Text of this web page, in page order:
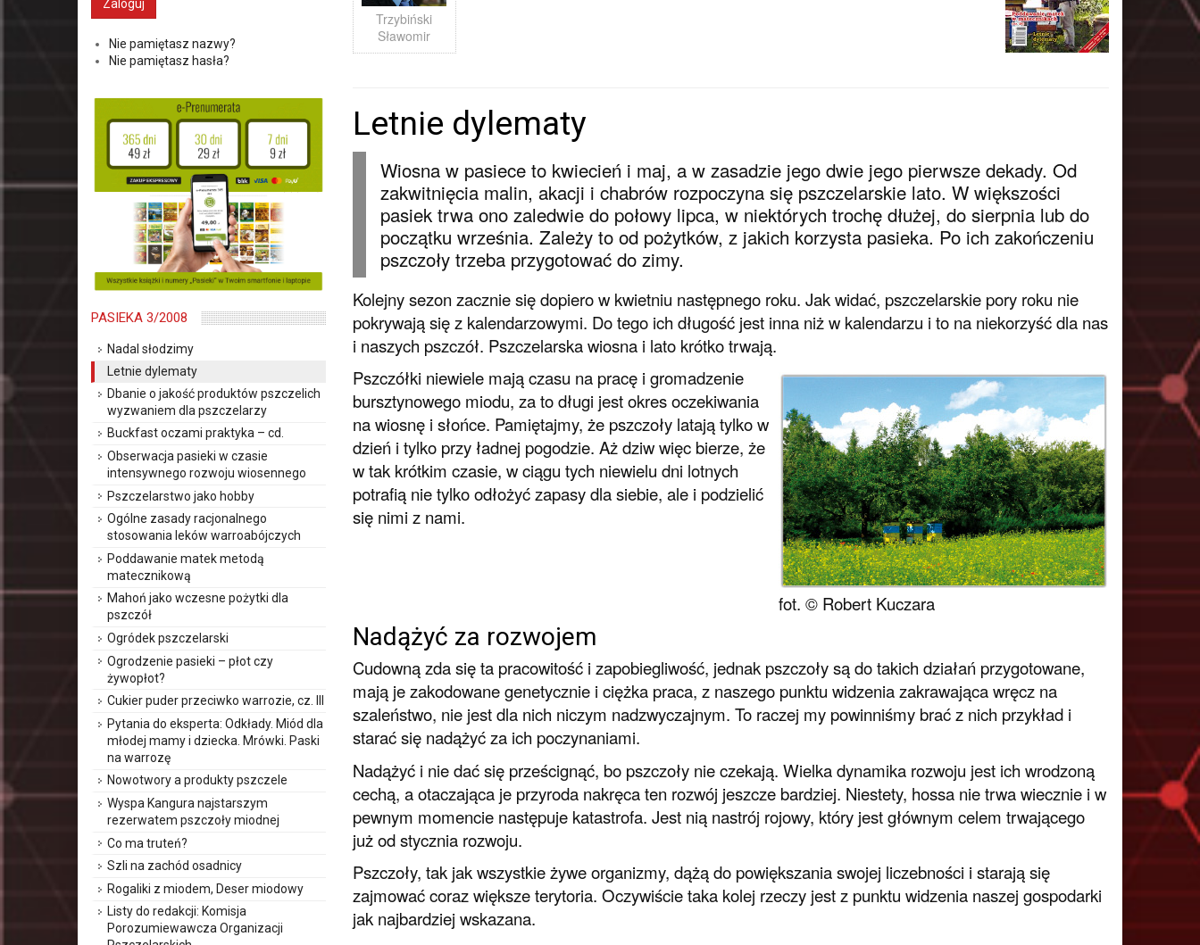
Trzybiński
Sławomir
Letnie dylematy
Wiosna w pasiece to kwiecień i maj, a w zasadzie jego dwie jego pierwsze dekady. Od
zakwitnięcia malin, akacji i chabrów rozpoczyna się pszczelarskie lato. W większości
pasiek trwa ono zaledwie do połowy lipca, w niektórych trochę dłużej, do sierpnia lub do
początku września. Zależy to od pożytków, z jakich korzysta pasieka. Po ich zakończeniu
pszczoły trzeba przygotować do zimy.
Kolejny sezon zacznie się dopiero w kwietniu następnego roku. Jak widać, pszczelarskie pory roku nie
pokrywają się z kalendarzowymi. Do tego ich długość jest inna niż w kalendarzu i to na niekorzyść dla nas
i naszych pszczół. Pszczelarska wiosna i lato krótko trwają.
fot. © Robert Kuczara
Pszczółki niewiele mają czasu na pracę i gromadzenie
bursztynowego miodu, za to długi jest okres oczekiwania
na wiosnę i słońce. Pamiętajmy, że pszczoły latają tylko w
dzień i tylko przy ładnej pogodzie. Aż dziw więc bierze, że
w tak krótkim czasie, w ciągu tych niewielu dni lotnych
potrafią nie tylko odłożyć zapasy dla siebie, ale i podzielić
się nimi z nami.
Nadążyć za rozwojem
Cudowną zda się ta pracowitość i zapobiegliwość, jednak pszczoły są do takich działań przygotowane,
mają je zakodowane genetycznie i ciężka praca, z naszego punktu widzenia zakrawająca wręcz na
szaleństwo, nie jest dla nich niczym nadzwyczajnym. To raczej my powinniśmy brać z nich przykład i
starać się nadążyć za ich poczynaniami.
Nadążyć i nie dać się prześcignąć, bo pszczoły nie czekają. Wielka dynamika rozwoju jest ich wrodzoną
cechą, a otaczająca je przyroda nakręca ten rozwój jeszcze bardziej. Niestety, hossa nie trwa wiecznie i w
pewnym momencie następuje katastrofa. Jest nią nastrój rojowy, który jest głównym celem trwającego
już od stycznia rozwoju.
Pszczoły, tak jak wszystkie żywe organizmy, dążą do powiększania swojej liczebności i starają się
zajmować coraz większe terytoria. Oczywiście taka kolej rzeczy jest z punktu widzenia naszej gospodarki
jak najbardziej wskazana.
Nie pamiętasz nazwy?
Nie pamiętasz hasła?
PASIEKA 3/2008
Nadal słodzimy
Letnie dylematy
Dbanie o jakość produktów pszczelich
wyzwaniem dla pszczelarzy
Buckfast oczami praktyka – cd.
Obserwacja pasieki w czasie
intensywnego rozwoju wiosennego
Pszczelarstwo jako hobby
Ogólne zasady racjonalnego
stosowania leków warroabójczych
Poddawanie matek metodą
matecznikową
Mahoń jako wczesne pożytki dla
pszczół
Ogródek pszczelarski
Ogrodzenie pasieki – płot czy
żywopłot?
Cukier puder przeciwko warrozie, cz. III
Pytania do eksperta: Odkłady. Miód dla
młodej mamy i dziecka. Mrówki. Paski
na warrozę
Nowotwory a produkty pszczele
Wyspa Kangura najstarszym
rezerwatem pszczoły miodnej
Co ma truteń?
Szli na zachód osadnicy
Rogaliki z miodem, Deser miodowy
Listy do redakcji: Komisja
Porozumiewawcza Organizacji